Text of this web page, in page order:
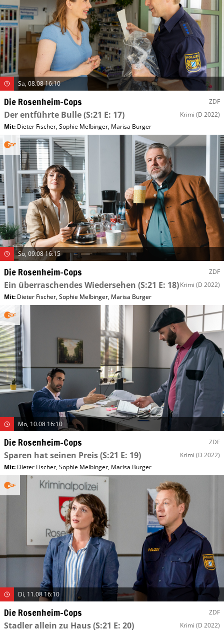
Sa, 08.08 16:10
Die Rosenheim-Cops ZDF
Der entführte Bulle(S:21 E: 17) Krimi (D 2022)
Mit: Dieter Fischer,Sophie Melbinger, Marisa Burger
So, 09.08 16:15
Die Rosenheim-Cops ZDF
Ein überraschendes Wiedersehen (S:21 E: 18)Krimi (D 2022)
Mit: Dieter Fischer,Sophie Melbinger, Marisa Burger
Mo, 10.08 16:10
Die Rosenheim-Cops ZDF
Sparen hat seinen Preis(S:21 E: 19) Krimi (D 2022)
Mit: Dieter Fischer,Sophie Melbinger, Marisa Burger
Di, 11.08 16:10
Die Rosenheim-Cops ZDF
Stadler allein zu Haus(S:21 E: 20) Krimi (D 2022)